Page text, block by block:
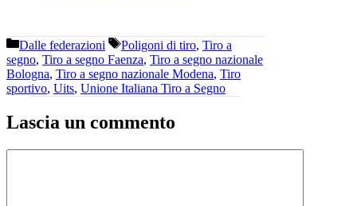
Categorie
Dalle federazioni Tag
Poligoni di tiro, Tiro a
segno, Tiro a segno Faenza, Tiro a segno nazionale
Bologna, Tiro a segno nazionale Modena, Tiro
sportivo, Uits, Unione Italiana Tiro a Segno
Lascia un commento